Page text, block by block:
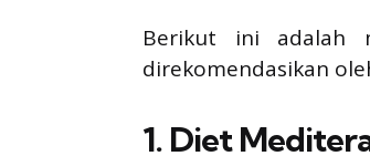
Berikut ini adalah
direkomendasikan
1. Diet